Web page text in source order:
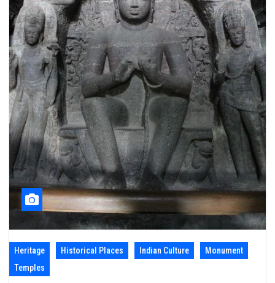
Heritage Historical Places Indian Culture
Monument
Temples